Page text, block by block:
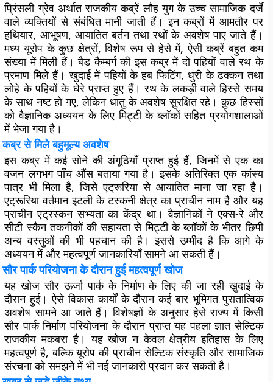
प्रिंसली ग्रेव अर्थात राजकीय कब्रें लौह युग के उच्च सामाजिक दर्जे
वाले व्यक्तियों से संबंधित मानी जाती हैं। इन कब्रों में आमतौर पर
हथियार, आभूषण, आयातित बर्तन तथा रथों के अवशेष पाए जाते हैं।
मध्य यूरोप के कुछ क्षेत्रों, विशेष रूप से हेसे में, ऐसी कब्रें बहुत कम
संख्या में मिली हैं। बैड कैम्बर्ग की इस कब्र में दो पहियों वाले रथ के
प्रमाण मिले हैं। खुदाई में पहियों के हब फिटिंग, धुरी के ढक्कन तथा
लोहे के पहियों के घेरे प्राप्त हुए हैं। रथ के लकड़ी वाले हिस्से समय
के साथ नष्ट हो गए, लेकिन धातु के अवशेष सुरक्षित रहे। कुछ हिस्सों
को वैज्ञानिक अध्ययन के लिए मिट्टी के ब्लॉकों सहित प्रयोगशालाओं
में भेजा गया है।
कब्र से मिले बहुमूल्य अवशेष
इस कब्र में कई सोने की अंगूठियाँ प्राप्त हुई हैं, जिनमें से एक का
वजन लगभग पाँच औंस बताया गया है। इसके अतिरिक्त एक कांस्य
पात्र भी मिला है, जिसे एट्रूरिया से आयातित माना जा रहा है।
एट्रूरिया वर्तमान इटली के टस्कनी क्षेत्र का प्राचीन नाम है और यह
प्राचीन एट्रस्कन सभ्यता का केंद्र था। वैज्ञानिकों ने एक्स-रे और
सीटी स्कैन तकनीकों की सहायता से मिट्टी के ब्लॉकों के भीतर छिपी
अन्य वस्तुओं की भी पहचान की है। इससे उम्मीद है कि आगे के
अध्ययन में और महत्वपूर्ण जानकारियाँ सामने आ सकती हैं।
सौर पार्क परियोजना के दौरान हुई महत्वपूर्ण खोज
यह खोज सौर ऊर्जा पार्क के निर्माण के लिए की जा रही खुदाई के
दौरान हुई। ऐसे विकास कार्यों के दौरान कई बार भूमिगत पुरातात्विक
अवशेष सामने आ जाते हैं। विशेषज्ञों के अनुसार हेसे राज्य में किसी
सौर पार्क निर्माण परियोजना के दौरान प्राप्त यह पहला ज्ञात सेल्टिक
राजकीय मकबरा है। यह खोज न केवल क्षेत्रीय इतिहास के लिए
महत्वपूर्ण है, बल्कि यूरोप की प्राचीन सेल्टिक संस्कृति और सामाजिक
संरचना को समझने में भी नई जानकारी प्रदान कर सकती है।